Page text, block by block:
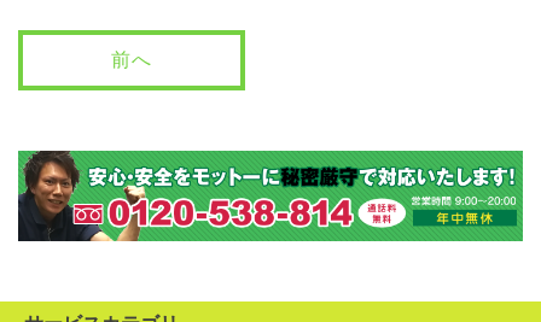
前へ